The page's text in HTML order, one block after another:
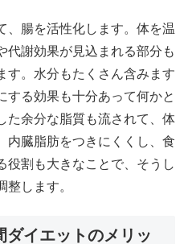
、腸を活性化します。体を温
代謝効果が見込まれる部分も
す。水分もたくさん含みます
する効果も十分あって何かと
た余分な脂質も流されて、体
内臓脂肪をつきにくくし、食
役割も大きなことで、そうし
します。
ダイエットのメリッ